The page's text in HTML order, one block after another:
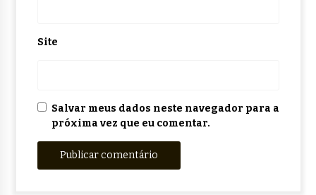
Site
Salvar meus dados neste navegador para a
próxima vez que eu comentar.